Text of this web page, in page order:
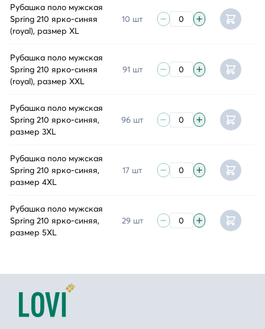
Рубашка поло мужская
Spring 210 ярко-синяя
(royal), размер XL
10 шт
Рубашка поло мужская
Spring 210 ярко-синяя
(royal), размер XXL
91 шт
Рубашка поло мужская
Spring 210 ярко-синяя,
размер 3XL
96 шт
Рубашка поло мужская
Spring 210 ярко-синяя,
размер 4XL
17 шт
Рубашка поло мужская
Spring 210 ярко-синяя,
размер 5XL
29 шт